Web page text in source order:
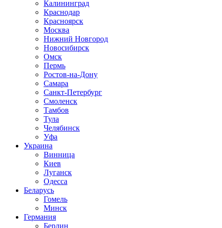
Калининград
Краснодар
Красноярск
Москва
Нижний Новгород
Новосибирск
Омск
Пермь
Ростов-на-Дону
Самара
Санкт-Петербург
Смоленск
Тамбов
Тула
Челябинск
Уфа
Украина
Винница
Киев
Луганск
Одесса
Беларусь
Гомель
Минск
Германия
Берлин